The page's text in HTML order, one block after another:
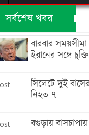
সর্বশেষ খবর
বারবার
ইরানের সঙ্গে
সিলেটে দুই
নিহত ৭
বগুড়ায়